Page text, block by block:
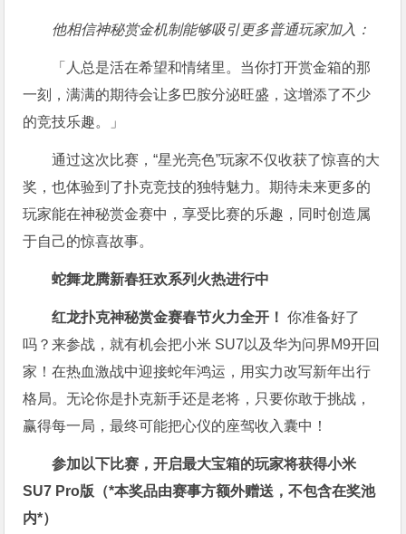
他相信神秘赏金机制能够吸引更多普通玩家加入：
「人总是活在希望和情绪里。当你打开赏金箱的那
一刻，满满的期待会让多巴胺分泌旺盛，这增添了不少
的竞技乐趣。」
通过这次比赛，“星光亮色”玩家不仅收获了惊喜的大
奖，也体验到了扑克竞技的独特魅力。期待未来更多的
玩家能在神秘赏金赛中，享受比赛的乐趣，同时创造属
于自己的惊喜故事。
蛇舞龙腾新春狂欢系列火热进行中
红龙扑克神秘赏金赛春节火力全开！ 你准备好了
吗？来参战，就有机会把小米 SU7以及华为问界M9开回
家！在热血激战中迎接蛇年鸿运，用实力改写新年出行
格局。无论你是扑克新手还是老将，只要你敢于挑战，
赢得每一局，最终可能把心仪的座驾收入囊中！
参加以下比赛，开启最大宝箱的玩家将获得小米
SU7 Pro版 （*本奖品由赛事方额外赠送，不包含在奖池
内*）